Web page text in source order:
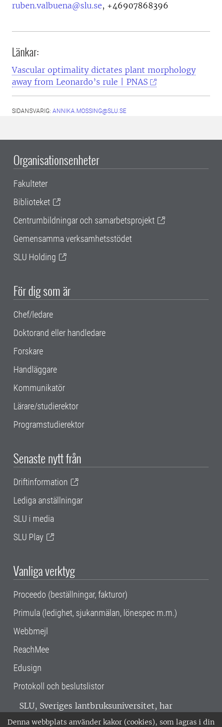
Denna webbplats använder kakor (cookies), som lagras i din
ruben.valbuena@slu.se, +46907868396
Länkar:
Vascular optimality dictates plant morphology
away from Leonardo’s rule | PNAS
SIDANSVARIG: ANNIKA.MOSSING@SLU.SE
Organisationsenheter
Fakulteter
Biblioteket
Centrumbildningar och samarbetsprojekt
Gemensamma verksamhetsstödet
SLU Holding
För dig som är
Chef/ledare
Doktorand eller handledare
Forskare
Handläggare
Kommunikatör
Lärare/studierektor
Programstudierektor
Senaste nytt från
Driftinformation
Lediga anställningar
SLU i media
SLU Play
Vanliga verktyg
Proceedo (beställningar, fakturor)
Primula (ledighet, sjukanmälan, lönespec m.m.)
Webbmejl
ReachMee
Edusign
Protokoll och beslutslistor
SLU, Sveriges lantbruksuniversitet, har
verksamhet över hela Sverige. Huvudorter är